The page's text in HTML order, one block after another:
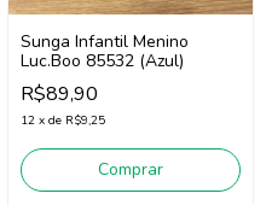
Sunga Infantil Menino
Luc.Boo 85532 (Azul)
R$89,90
12 x de R$9,25
Comprar